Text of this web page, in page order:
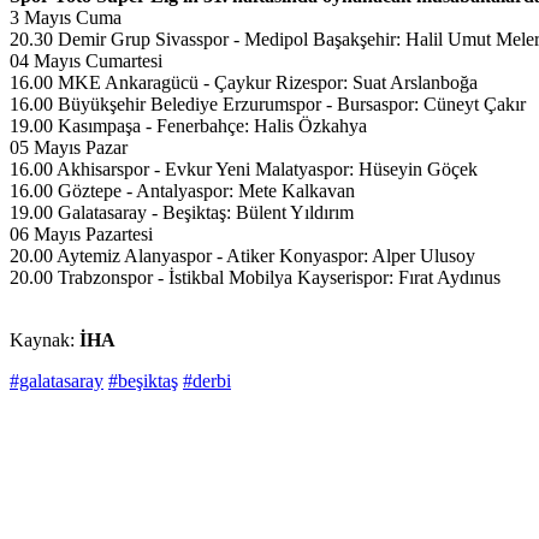
3 Mayıs Cuma
20.30 Demir Grup Sivasspor - Medipol Başakşehir: Halil Umut Meler
04 Mayıs Cumartesi
16.00 MKE Ankaragücü - Çaykur Rizespor: Suat Arslanboğa
16.00 Büyükşehir Belediye Erzurumspor - Bursaspor: Cüneyt Çakır
19.00 Kasımpaşa - Fenerbahçe: Halis Özkahya
05 Mayıs Pazar
16.00 Akhisarspor - Evkur Yeni Malatyaspor: Hüseyin Göçek
16.00 Göztepe - Antalyaspor: Mete Kalkavan
19.00 Galatasaray - Beşiktaş: Bülent Yıldırım
06 Mayıs Pazartesi
20.00 Aytemiz Alanyaspor - Atiker Konyaspor: Alper Ulusoy
20.00 Trabzonspor - İstikbal Mobilya Kayserispor: Fırat Aydınus
Kaynak: İHA
#galatasaray #beşiktaş #derbi